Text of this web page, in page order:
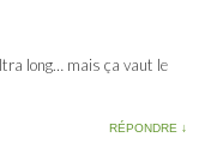
long… mais ça vaut le
RÉPONDRE ↓